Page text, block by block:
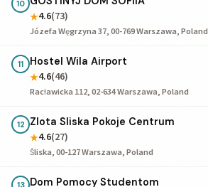
10
★4.6(73)
Józefa Węgrzyna 37, 00-769 Warszawa, Poland
11 Hostel Wila Airport
★4.6(46)
Racławicka 112, 02-634 Warszawa, Poland
12 Zlota Sliska Pokoje Centrum
★4.6(27)
Śliska, 00-127 Warszawa, Poland
13 Dom Pomocy Studentom